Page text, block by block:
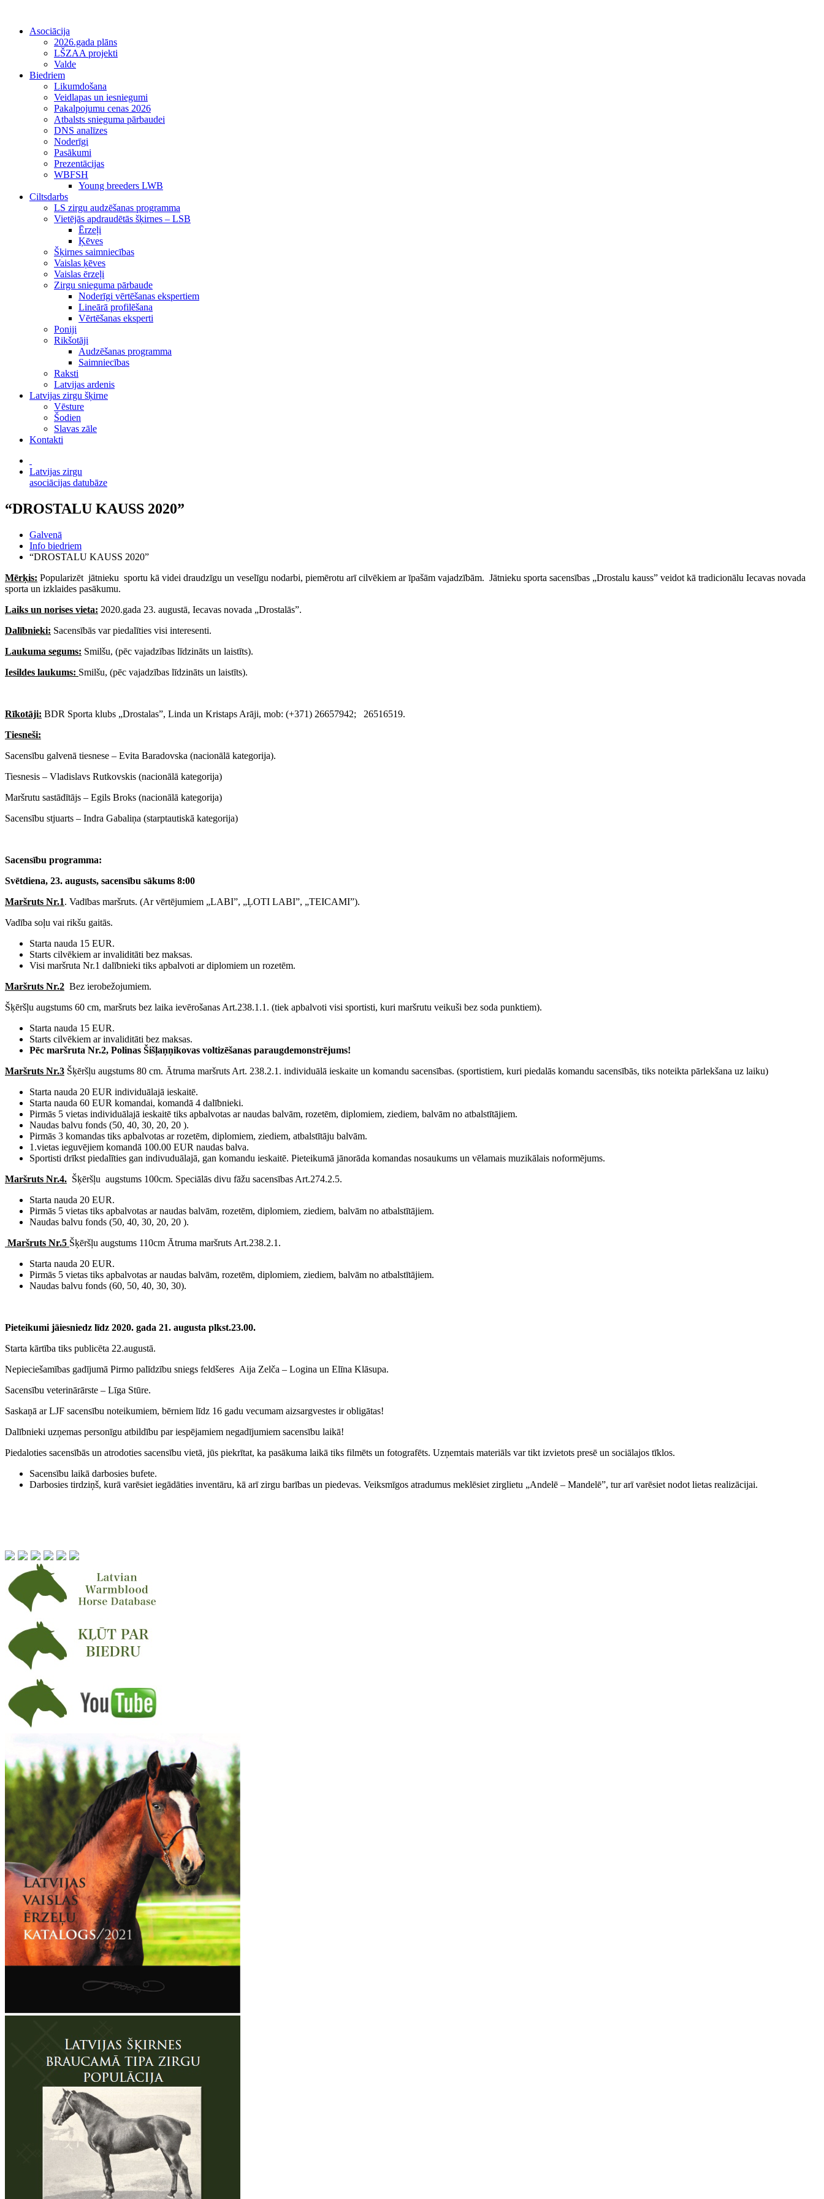
Asociācija
2026.gada plāns
LŠZAA projekti
Valde
Biedriem
Likumdošana
Veidlapas un iesniegumi
Pakalpojumu cenas 2026
Atbalsts snieguma pārbaudei
DNS analīzes
Noderīgi
Pasākumi
Prezentācijas
WBFSH
Young breeders LWB
Ciltsdarbs
LS zirgu audzēšanas programma
Vietējās apdraudētās šķirnes – LSB
Ērzeļi
Ķēves
Šķirnes saimniecības
Vaislas ķēves
Vaislas ērzeļi
Zirgu snieguma pārbaude
Noderīgi vērtēšanas ekspertiem
Lineārā profilēšana
Vērtēšanas eksperti
Poniji
Rikšotāji
Audzēšanas programma
Saimniecības
Raksti
Latvijas ardenis
Latvijas zirgu šķirne
Vēsture
Šodien
Slavas zāle
Kontakti
Latvijas zirgu
asociācijas datubāze
“DROSTALU KAUSS 2020”
Galvenā
Info biedriem
“DROSTALU KAUSS 2020”
Mērķis: Popularizēt jātnieku sportu kā videi draudzīgu un veselīgu nodarbi, piemērotu arī cilvēkiem ar īpašām vajadzībām. Jātnieku sporta sacensības „Drostalu kauss” veidot kā tradicionālu Iecavas novada
sporta un izklaides pasākumu.
Laiks un norises vieta: 2020.gada 23. augustā, Iecavas novada „Drostalās”.
Dalībnieki: Sacensībās var piedalīties visi interesenti.
Laukuma segums: Smilšu, (pēc vajadzības līdzināts un laistīts).
Iesildes laukums: Smilšu, (pēc vajadzības līdzināts un laistīts).
Rīkotāji: BDR Sporta klubs „Drostalas”, Linda un Kristaps Arāji, mob: (+371) 26657942; 26516519.
Tiesneši:
Sacensību galvenā tiesnese – Evita Baradovska (nacionālā kategorija).
Tiesnesis – Vladislavs Rutkovskis (nacionālā kategorija)
Maršrutu sastādītājs – Egils Broks (nacionālā kategorija)
Sacensību stjuarts – Indra Gabaliņa (starptautiskā kategorija)
Sacensību programma:
Svētdiena, 23. augusts, sacensību sākums 8:00
Maršruts Nr.1. Vadības maršruts. (Ar vērtējumiem „LABI”, „ĻOTI LABI”, „TEICAMI”).
Vadība soļu vai rikšu gaitās.
Starta nauda 15 EUR.
Starts cilvēkiem ar invaliditāti bez maksas.
Visi maršruta Nr.1 dalībnieki tiks apbalvoti ar diplomiem un rozetēm.
Maršruts Nr.2 Bez ierobežojumiem.
Šķēršļu augstums 60 cm, maršruts bez laika ievērošanas Art.238.1.1. (tiek apbalvoti visi sportisti, kuri maršrutu veikuši bez soda punktiem).
Starta nauda 15 EUR.
Starts cilvēkiem ar invaliditāti bez maksas.
Pēc maršruta Nr.2, Polinas Šišļaņņikovas voltizēšanas paraugdemonstrējums!
Maršruts Nr.3 Šķēršļu augstums 80 cm. Ātruma maršruts Art. 238.2.1. individuālā ieskaite un komandu sacensības. (sportistiem, kuri piedalās komandu sacensībās, tiks noteikta pārlekšana uz laiku)
Starta nauda 20 EUR individuālajā ieskaitē.
Starta nauda 60 EUR komandai, komandā 4 dalībnieki.
Pirmās 5 vietas individuālajā ieskaitē tiks apbalvotas ar naudas balvām, rozetēm, diplomiem, ziediem, balvām no atbalstītājiem.
Naudas balvu fonds (50, 40, 30, 20, 20 ).
Pirmās 3 komandas tiks apbalvotas ar rozetēm, diplomiem, ziediem, atbalstītāju balvām.
1.vietas ieguvējiem komandā 100.00 EUR naudas balva.
Sportisti drīkst piedalīties gan indivuduālajā, gan komandu ieskaitē. Pieteikumā jānorāda komandas nosaukums un vēlamais muzikālais noformējums.
Maršruts Nr.4. Šķēršļu augstums 100cm. Speciālās divu fāžu sacensības Art.274.2.5.
Starta nauda 20 EUR.
Pirmās 5 vietas tiks apbalvotas ar naudas balvām, rozetēm, diplomiem, ziediem, balvām no atbalstītājiem.
Naudas balvu fonds (50, 40, 30, 20, 20 ).
Maršruts Nr.5 Šķēršļu augstums 110cm Ātruma maršruts Art.238.2.1.
Starta nauda 20 EUR.
Pirmās 5 vietas tiks apbalvotas ar naudas balvām, rozetēm, diplomiem, ziediem, balvām no atbalstītājiem.
Naudas balvu fonds (60, 50, 40, 30, 30).
Pieteikumi jāiesniedz līdz 2020. gada 21. augusta plkst.23.00.
Starta kārtība tiks publicēta 22.augustā.
Nepieciešamības gadījumā Pirmo palīdzību sniegs feldšeres Aija Zelča – Logina un Elīna Klāsupa.
Sacensību veterinārārste – Līga Stūre.
Saskaņā ar LJF sacensību noteikumiem, bērniem līdz 16 gadu vecumam aizsargvestes ir obligātas!
Dalībnieki uzņemas personīgu atbildību par iespējamiem negadījumiem sacensību laikā!
Piedaloties sacensībās un atrodoties sacensību vietā, jūs piekrītat, ka pasākuma laikā tiks filmēts un fotografēts. Uzņemtais materiāls var tikt izvietots presē un sociālajos tīklos.
Sacensību laikā darbosies bufete.
Darbosies tirdziņš, kurā varēsiet iegādāties inventāru, kā arī zirgu barības un piedevas. Veiksmīgos atradumus meklēsiet zirglietu „Andelē – Mandelē”, tur arī varēsiet nodot lietas realizācijai.